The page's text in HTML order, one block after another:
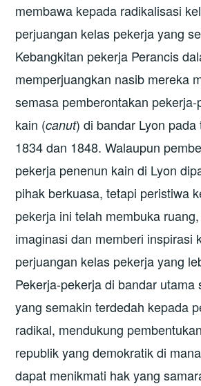
membawa kepada radikalisasi
perjuangan kelas pekerja yang
Kebangkitan pekerja Perancis
memperjuangkan nasib mereka
semasa pemberontakan
kain (canut) di bandar Lyon pada
1834 dan 1848. Walaupun
pekerja penenun kain di Lyon
pihak berkuasa, tetapi peristiwa
pekerja ini telah membuka
imaginasi dan memberi inspirasi
perjuangan kelas pekerja yang
Pekerja-pekerja di bandar utama
yang semakin terdedah kepada
radikal, mendukung
republik yang demokratik di
dapat menikmati hak yang